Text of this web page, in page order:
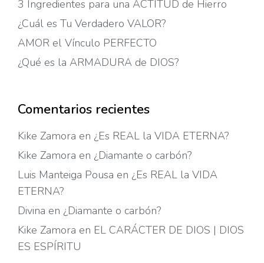
3 Ingredientes para una ACTITUD de Hierro
¿Cuál es Tu Verdadero VALOR?
AMOR el Vínculo PERFECTO
¿Qué es la ARMADURA de DIOS?
Comentarios recientes
Kike Zamora en ¿Es REAL la VIDA ETERNA?
Kike Zamora en ¿Diamante o carbón?
Luis Manteiga Pousa en ¿Es REAL la VIDA
ETERNA?
Divina en ¿Diamante o carbón?
Kike Zamora en EL CARÁCTER DE DIOS | DIOS
ES ESPÍRITU